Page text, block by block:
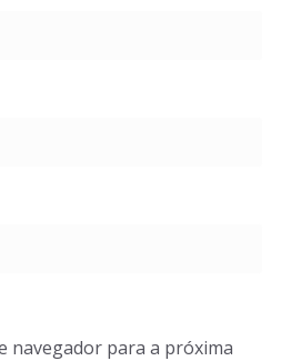
navegador para a próxima